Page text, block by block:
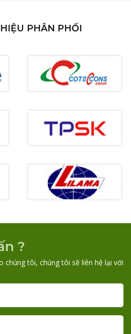
PHÂN PHỐI
?
chúng tôi, chúng tôi sẽ liên hệ lại với